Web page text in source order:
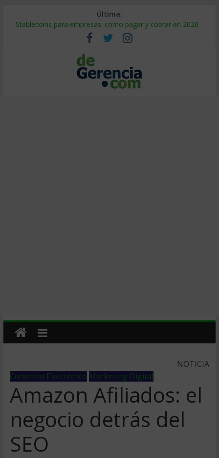
Última:
Stablecoins para empresas: cómo pagar y cobrar en 2026
Despido silencioso: qué es y por qué sale tan caro
IA en selección de personal: cómo auditarla a tiempo
Trabajo forzoso en la cadena de suministro: qué hacer
Mercado hispano de EE. UU.: cómo segmentarlo y venderle
NOTICIA
Comercio Electrónico Marketing Digital
Amazon Afiliados: el
negocio detrás del
SEO